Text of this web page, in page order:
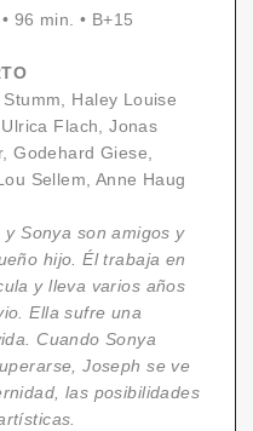
• 96 min.• B+15
Haley Louise
Flach, Jonas
Godehard Giese,
Sellem, Anne Haug
y Sonya son amigos y
hijo. Él trabaja en
y lleva varios años
Ella sufre una
Cuando Sonya
Joseph se ve
las posibilidades